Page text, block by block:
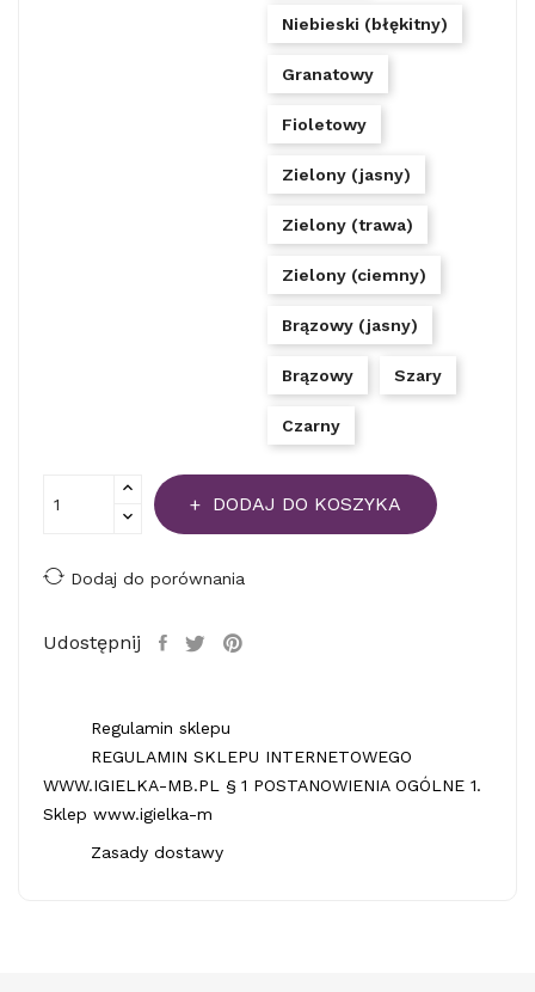
Niebieski (błękitny)
Granatowy
Fioletowy
Zielony (jasny)
Zielony (trawa)
Zielony (ciemny)
Brązowy (jasny)
Brązowy Szary
Czarny
DODAJ DO KOSZYKA
Dodaj do porównania
Udostępnij
Regulamin sklepu
REGULAMIN SKLEPU INTERNETOWEGO
WWW.IGIELKA-MB.PL § 1 POSTANOWIENIA OGÓLNE 1.
Sklep www.igielka-m
Zasady dostawy